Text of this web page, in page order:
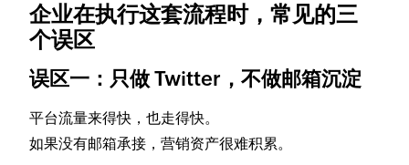
企业在执行这套流程时，常见的三
个误区
误区一：只做 Twitter，不做邮箱沉淀
平台流量来得快，也走得快。
如果没有邮箱承接，营销资产很难积累。